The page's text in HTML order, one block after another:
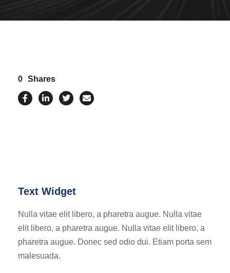
0 Shares
Text Widget
Nulla vitae elit libero, a pharetra augue. Nulla vitae
elit libero, a pharetra augue. Nulla vitae elit libero, a
pharetra augue. Donec sed odio dui. Etiam porta sem
malesuada.